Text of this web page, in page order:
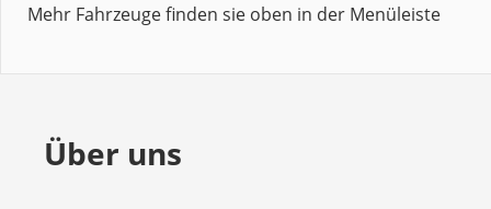
Mehr Fahrzeuge finden sie oben in der Menüleiste
Über uns